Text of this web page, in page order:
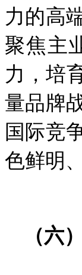
力的高
聚焦主
力，培
量品牌
国际竞
色鲜明
（六